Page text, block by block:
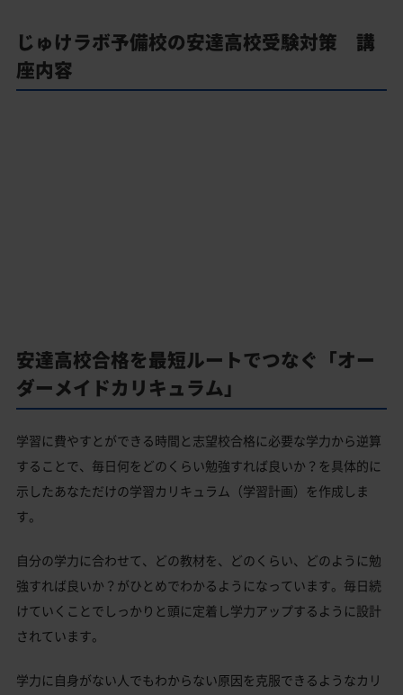
じゅけラボ予備校の安達高校受験対策 講
座内容
安達高校合格を最短ルートでつなぐ「オー
ダーメイドカリキュラム」
学習に費やすとができる時間と志望校合格に必要な学力から逆算
することで、毎日何をどのくらい勉強すれば良いか？を具体的に
示したあなただけの学習カリキュラム（学習計画）を作成しま
す。
自分の学力に合わせて、どの教材を、どのくらい、どのように勉
強すれば良いか？がひとめでわかるようになっています。毎日続
けていくことでしっかりと頭に定着し学力アップするように設計
されています。
学力に自身がない人でもわからない原因を克服できるようなカリ